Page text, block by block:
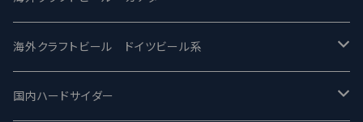
ワイマーケットブルーイング Y.Market Brewing
志賀高原ビール - SIGAKOGEN
Lagunitas ラグニタス
FirestoneWalker ファイアストーン
BrewDog Brewery - ブリュードッグ
The Flying Inn / ザ フライイング イン
Carbon brews -カーボン
TAIHU - タイフー
BODRIGGY BREWING ボッドリッジー
CO-CONSPIRATORS コ・コンスピレーターズ
Jackie O's ジャッキーオーズ
Westbrook ウェストブルック
海外クラフトビール ドイツビール系
Karmeliten カーメリテン
国内ハードサイダー